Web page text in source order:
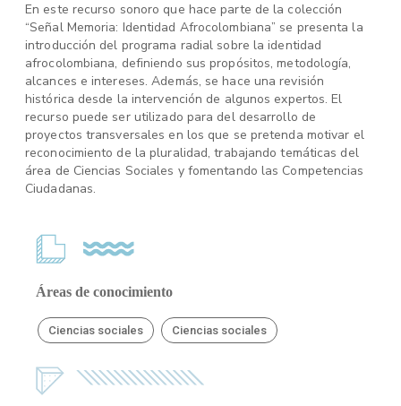
En este recurso sonoro que hace parte de la colección
“Señal Memoria: Identidad Afrocolombiana” se presenta la
introducción del programa radial sobre la identidad
afrocolombiana, definiendo sus propósitos, metodología,
alcances e intereses. Además, se hace una revisión
histórica desde la intervención de algunos expertos. El
recurso puede ser utilizado para del desarrollo de
proyectos transversales en los que se pretenda motivar el
reconocimiento de la pluralidad, trabajando temáticas del
área de Ciencias Sociales y fomentando las Competencias
Ciudadanas.
Áreas de conocimiento
Ciencias sociales Ciencias sociales